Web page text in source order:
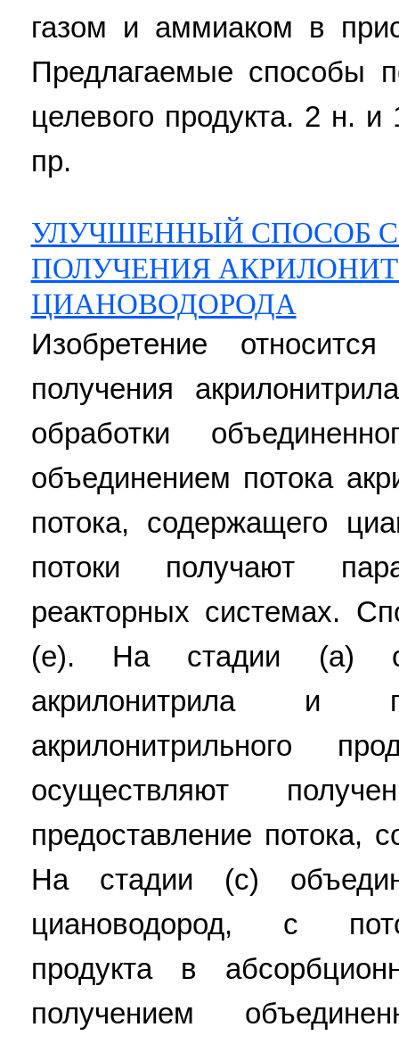
газом и аммиаком в
Предлагаемые способы
целевого продукта. 2 н.
пр.
УЛУЧШЕННЫЙ СПОСОБ
ПОЛУЧЕНИЯ
ЦИАНОВОДОРОДА
Изобретение
получения
обработки
объединением потока
потока, содержащего
потоки получают
реакторных системах.
(e). На стадии (a)
акрилонитрила и
акрилонитрильного
осуществляют
предоставление потока,
На стадии (c)
циановодород, с
продукта в
получением